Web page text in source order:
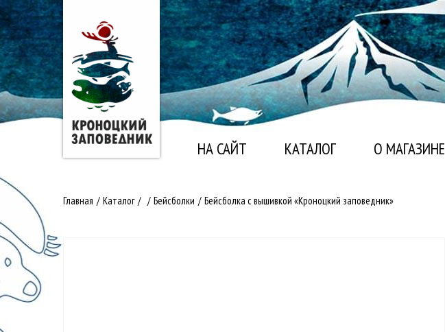
НА САЙТ КАТАЛОГ О МАГАЗИНЕ
Главная / Каталог / / Бейсболки / Бейсболка с вышивкой «Кроноцкий заповедник»